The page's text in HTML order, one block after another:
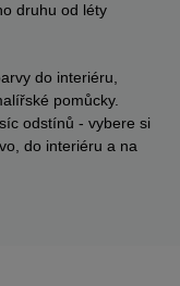
druhu od léty
do interiéru,
pomůcky.
odstínů - vybere si
do interiéru a na